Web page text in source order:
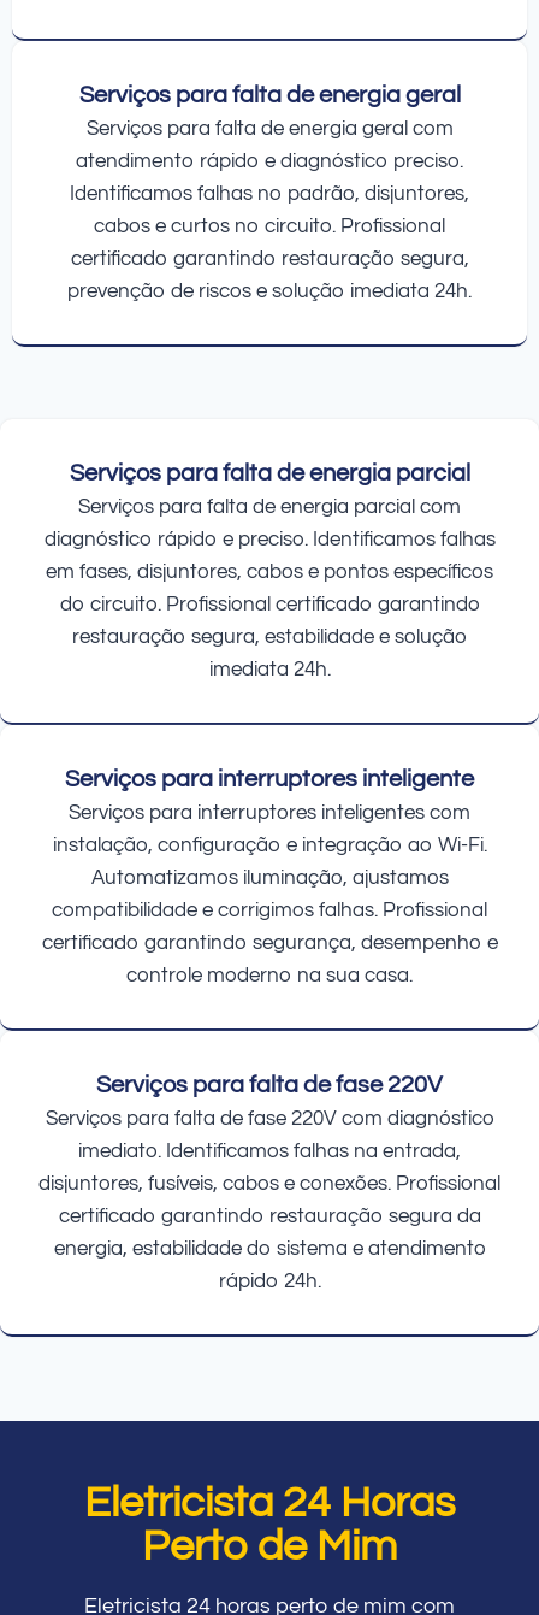
Serviços para falta de energia geral
Serviços para falta de energia geral com
atendimento rápido e diagnóstico preciso.
Identificamos falhas no padrão, disjuntores,
cabos e curtos no circuito. Profissional
certificado garantindo restauração segura,
prevenção de riscos e solução imediata 24h.
Serviços para falta de energia parcial
Serviços para falta de energia parcial com
diagnóstico rápido e preciso. Identificamos falhas
em fases, disjuntores, cabos e pontos específicos
do circuito. Profissional certificado garantindo
restauração segura, estabilidade e solução
imediata 24h.
Serviços para interruptores inteligente
Serviços para interruptores inteligentes com
instalação, configuração e integração ao Wi-Fi.
Automatizamos iluminação, ajustamos
compatibilidade e corrigimos falhas. Profissional
certificado garantindo segurança, desempenho e
controle moderno na sua casa.
Serviços para falta de fase 220V
Serviços para falta de fase 220V com diagnóstico
imediato. Identificamos falhas na entrada,
disjuntores, fusíveis, cabos e conexões. Profissional
certificado garantindo restauração segura da
energia, estabilidade do sistema e atendimento
rápido 24h.
Eletricista 24 Horas
Perto de Mim
Eletricista 24 horas perto de mim com